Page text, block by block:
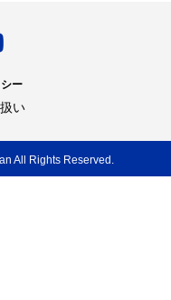
ー
い
All Rights Reserved.